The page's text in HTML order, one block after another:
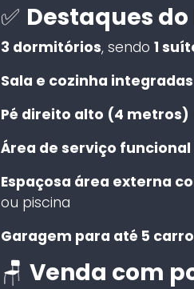
✅ Destaques
3 dormitórios, sendo 1
Sala e cozinha integradas
Pé direito alto (4 metros)
Área de serviço funcional
Espaçosa área externa
ou piscina
Garagem para até 5
🪑 Venda com